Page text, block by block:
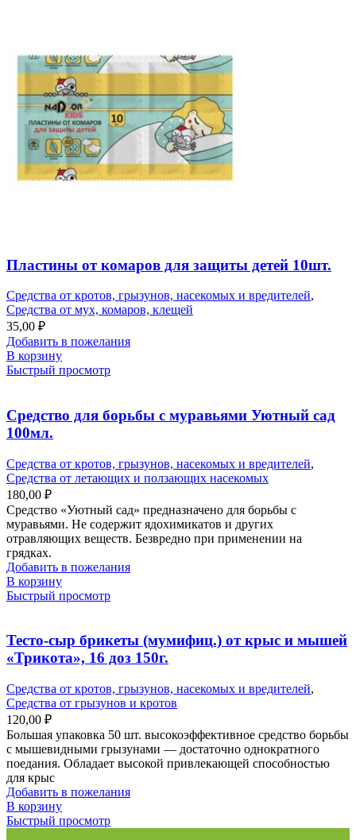
Пластины от комаров для защиты детей 10шт.
Средства от кротов, грызунов, насекомых и вредителей,
Средства от мух, комаров, клещей
35,00 ₽
Добавить в пожелания
В корзину
Быстрый просмотр
Средство для борьбы с муравьями Уютный сад
100мл.
Средства от кротов, грызунов, насекомых и вредителей,
Средства от летающих и ползающих насекомых
180,00 ₽
Средство «Уютный сад» предназначено для борьбы с
муравьями. Не содержит ядохимикатов и других
отравляющих веществ. Безвредно при применении на
грядках.
Добавить в пожелания
В корзину
Быстрый просмотр
Тесто-сыр брикеты (мумифиц.) от крыс и мышей
«Трикота», 16 доз 150г.
Средства от кротов, грызунов, насекомых и вредителей,
Средства от грызунов и кротов
120,00 ₽
Большая упаковка 50 шт. высокоэффективное средство борьбы
с мышевидными грызунами — достаточно однократного
поедания. Обладает высокой привлекающей способностью
для крыс
Добавить в пожелания
В корзину
Быстрый просмотр